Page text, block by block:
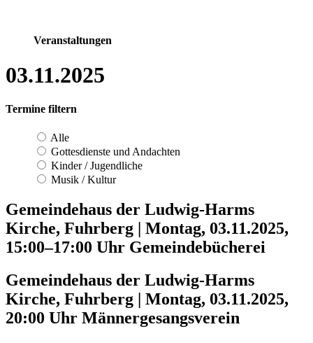
Veranstaltungen
03.11.2025
Termine filtern
Alle
Gottesdienste und Andachten
Kinder / Jugendliche
Musik / Kultur
Gemeindehaus der Ludwig-Harms
Kirche, Fuhrberg
Montag, 03.11.2025,
15:00–17:00 Uhr Gemeindebücherei
Gemeindehaus der Ludwig-Harms
Kirche, Fuhrberg
Montag, 03.11.2025,
20:00 Uhr Männergesangsverein